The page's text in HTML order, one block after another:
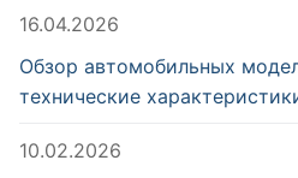
16.04.2026
Обзор автомобильных
технические
10.02.2026